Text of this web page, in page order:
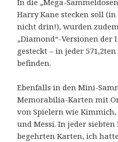
In die „Mega-
Harry Kane stecken soll
nicht drin!), wurden
„Diamond“-Versionen
gesteckt – in jeder
befinden.
Ebenfalls in den Mini-
Memorabilia-Karten mit
von Spielern wie
und Messi. In jeder
begehrten Karten, ich